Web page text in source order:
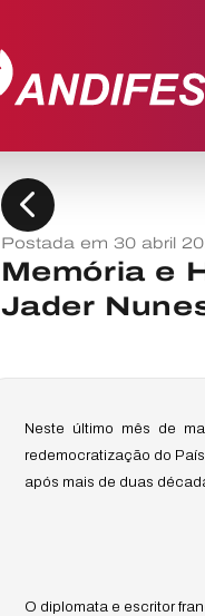
chevron_left
Postada em 30 abril
Memória e
Jader
Neste último mês de
redemocratização do
após mais de duas
O diplomata e escritor